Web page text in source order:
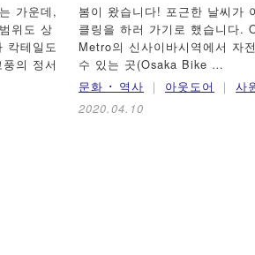
가운데,
위도 상
칵테일도
의 정서
봄이 왔습니다! 포근한 날씨가
클링을 하러 가기로 했습니다.
Metro의 신사이바시역에서 자
수 있는 곳(Osaka Bike …
문화 ･ 역사
아웃도어 사
2020.04.10